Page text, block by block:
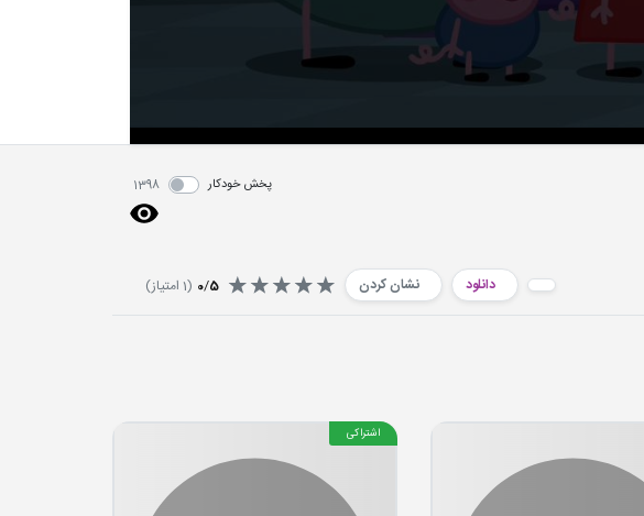
پخش خودکار 1398
دانلود نشان کردن 0/5
(
1 امتیاز)
اشتراکی